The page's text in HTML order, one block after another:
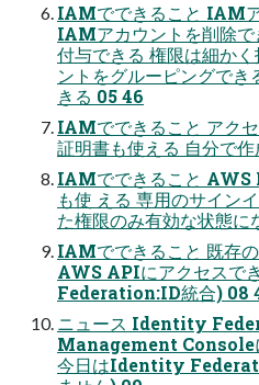
IAMでできること IAM
IAMアカウントを削除で
付与できる 権限は細か
ントをグルーピングで
きる 05 46
IAMでできること アク
証明書も使える 自分で
IAMでできること
も使 える 専用のサイン
た権限のみ有効な状態に
IAMでできること 既存
AWS APIにアクセス
Federation:ID統合) 08
ニュース Identity
Management Console
今日はIdentity